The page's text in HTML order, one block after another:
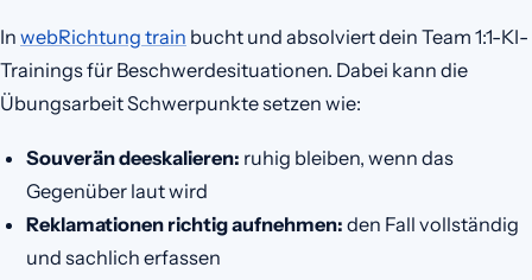
In webRichtung train bucht und absolviert dein Team 1:1-KI-
Trainings für Beschwerdesituationen. Dabei kann die
Übungsarbeit Schwerpunkte setzen wie:
Souverän deeskalieren: ruhig bleiben, wenn das
Gegenüber laut wird
Reklamationen richtig aufnehmen: den Fall vollständig
und sachlich erfassen